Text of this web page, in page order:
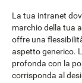
La tua intranet
marchio della tua
offre una
aspetto generico.
profonda con la
corrisponda al